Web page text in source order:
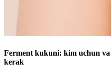
Ferment kukuni: kim uchun
kerak